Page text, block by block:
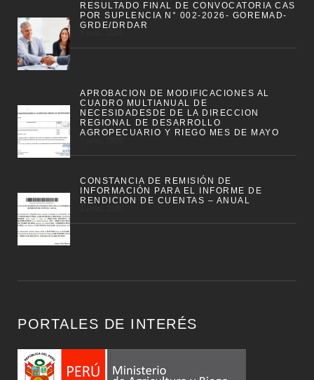
RESULTADO FINAL DE CONVOCATORIA CAS
POR SUPLENCIA N° 002-2026- GOREMAD-
GRDE/DRDAR
APROBACION DE MODIFICACIONES AL
CUADRO MULTIANUAL DE
NECESIDADESDE DE LA DIRECCION
REGIONAL DE DESARROLLO
AGROPECUARIO Y RIEGO MES DE MAYO
CONSTANCIA DE REMISIÓN DE
INFORMACIÓN PARA EL INFORME DE
RENDICION DE CUENTAS – ANUAL
PORTALES DE INTERÉS